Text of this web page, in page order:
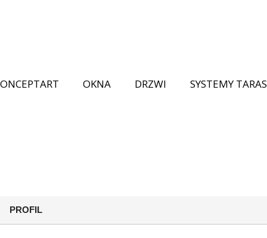
PROFIL
OKNA DRZWI SYSTEMY